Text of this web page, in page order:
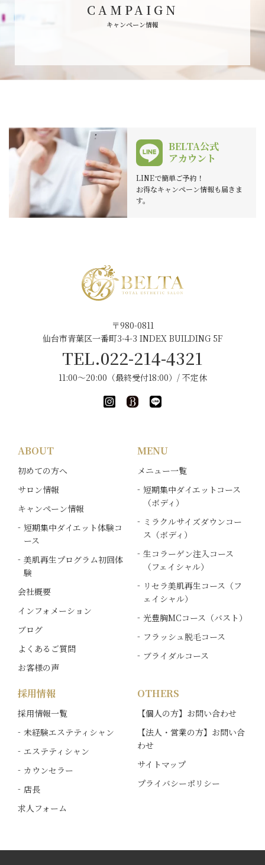
CAMPAIGN
キャンペーン情報
BELTA公式
アカウント
LINEで簡単ご予約！
お得なキャンペーン情報も届きま
す。
〒980-0811
仙台市青葉区一番町3-4-3 INDEX BUILDING 5F
TEL.022-214-4321
11:00～20:00（最終受付18:00）/ 不定休
ABOUT
初めての方へ
サロン情報
キャンペーン情報
短期集中ダイエット体験コ
ース
美肌再生プログラム初回体
験
会社概要
インフォメーション
ブログ
よくあるご質問
お客様の声
MENU
メニュー一覧
短期集中ダイエットコース
（ボディ）
ミラクルサイズダウンコー
ス（ボディ）
生コラーゲン注入コース
（フェイシャル）
リセラ美肌再生コース（フ
ェイシャル）
光豊胸MCコース（バスト）
フラッシュ脱毛コース
ブライダルコース
採用情報
採用情報一覧
未経験エステティシャン
エステティシャン
カウンセラー
店長
求人フォーム
OTHERS
【個人の方】お問い合わせ
【法人・営業の方】お問い合
わせ
サイトマップ
プライバシーポリシー